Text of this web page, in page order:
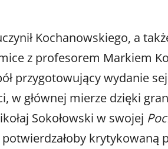
Kochanowskiego, a
z profesorem Markiem
przygotowujący wydanie
w głównej mierze dzięki
Sokołowski w swojej
potwierdzałoby